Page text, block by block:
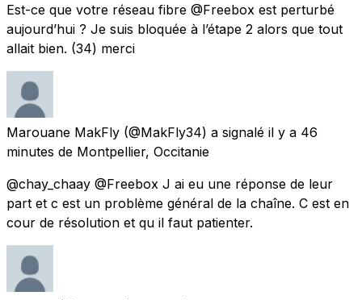
Est-ce que votre réseau fibre @Freebox est perturbé
aujourd’hui ? Je suis bloquée à l’étape 2 alors que tout
allait bien. (34) merci
Marouane MakFly (@MakFly34) a signalé il y a 46
minutes de Montpellier, Occitanie
@chay_chaay @Freebox J ai eu une réponse de leur
part et c est un problème général de la chaîne. C est en
cour de résolution et qu il faut patienter.